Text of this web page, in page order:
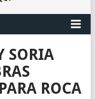
SORIA
ROCA